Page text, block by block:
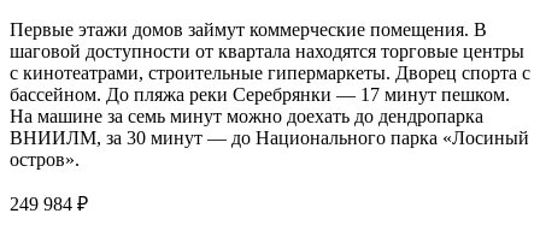
Первые этажи домов займут коммерческие помещения. В
шаговой доступности от квартала находятся торговые центры
с кинотеатрами, строительные гипермаркеты. Дворец спорта с
бассейном. До пляжа реки Серебрянки — 17 минут пешком.
На машине за семь минут можно доехать до дендропарка
ВНИИЛМ, за 30 минут — до Национального парка «Лосиный
остров».
249 984 ₽